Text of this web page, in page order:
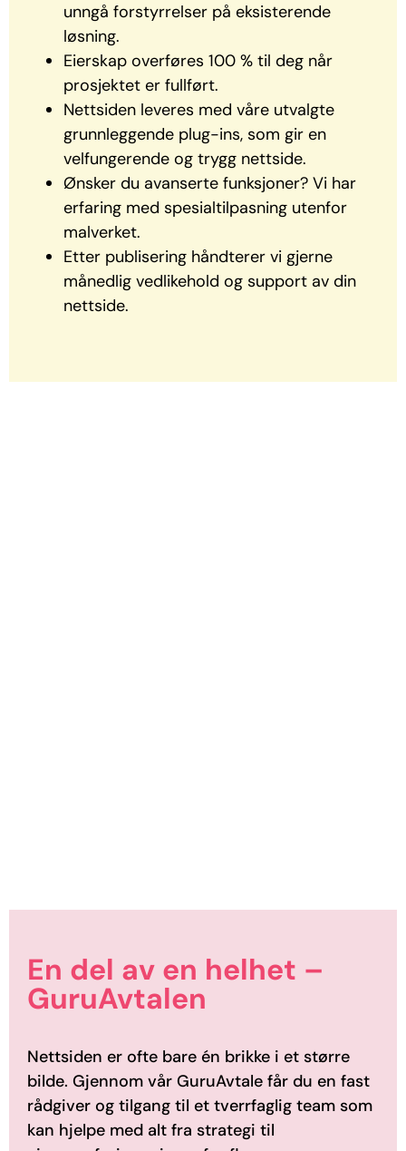
unngå forstyrrelser på eksisterende
løsning.
Eierskap overføres 100 % til deg når
prosjektet er fullført.
Nettsiden leveres med våre utvalgte
grunnleggende plug-ins, som gir en
velfungerende og trygg nettside.
Ønsker du avanserte funksjoner? Vi har
erfaring med spesialtilpasning utenfor
malverket.
Etter publisering håndterer vi gjerne
månedlig vedlikehold og support av din
nettside.
En del av en helhet –
GuruAvtalen
Nettsiden er ofte bare én brikke i et større
bilde. Gjennom vår GuruAvtale får du en fast
rådgiver og tilgang til et tverrfaglig team som
kan hjelpe med alt fra strategi til